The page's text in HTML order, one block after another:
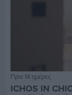
Πριν 14 ημέρες
ICHOS IN